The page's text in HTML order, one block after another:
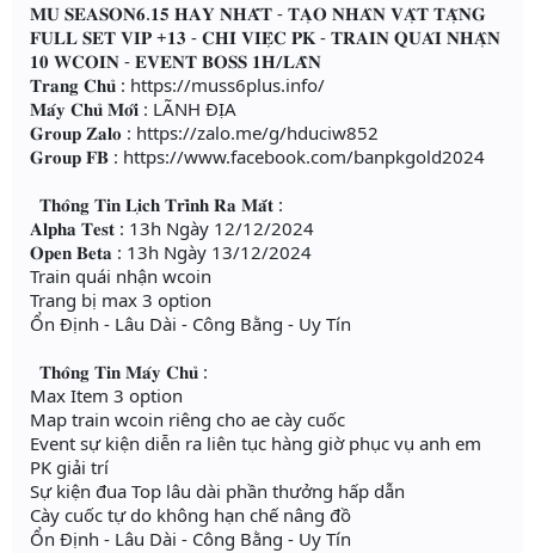
𝐌𝐔 𝐒𝐄𝐀𝐒𝐎𝐍𝟔.𝟏𝟓 𝐇𝐀𝐘 𝐍𝐇𝐀̂́𝐓 - 𝐓𝐀̣𝐎 𝐍𝐇𝐀̂𝐍 𝐕𝐀̣̂𝐓 𝐓𝐀̣̆𝐍𝐆
𝐅𝐔𝐋𝐋 𝐒𝐄𝐓 𝐕𝐈𝐏 +𝟏𝟑 - 𝐂𝐇𝐈̉ 𝐕𝐈𝐄̣̂𝐂 𝐏𝐊 - 𝐓𝐑𝐀𝐈𝐍 𝐐𝐔𝐀́𝐈 𝐍𝐇𝐀̣̂𝐍
𝟏𝟎 𝐖𝐂𝐎𝐈𝐍 - 𝐄𝐕𝐄𝐍𝐓 𝐁𝐎𝐒𝐒 𝟏𝐇/𝐋𝐀̂̀𝐍
𝐓𝐫𝐚𝐧𝐠 𝐂𝐡𝐮̉ : https://muss6plus.info/
𝐌𝐚́𝐲 𝐂𝐡𝐮̉ 𝐌𝐨̛́𝐢 : LÃNH ĐỊA
𝐆𝐫𝐨𝐮𝐩 𝐙𝐚𝐥𝐨 : https://zalo.me/g/hduciw852
𝐆𝐫𝐨𝐮𝐩 𝐅𝐁 : https://www.facebook.com/banpkgold2024
𝐓𝐡𝐨̂𝐧𝐠 𝐓𝐢𝐧 𝐋𝐢̣𝐜𝐡 𝐓𝐫𝐢̀𝐧𝐡 𝐑𝐚 𝐌𝐚̆́𝐭 :
𝐀𝐥𝐩𝐡𝐚 𝐓𝐞𝐬𝐭 : 13h Ngày 12/12/2024
𝐎𝐩𝐞𝐧 𝐁𝐞𝐭𝐚 : 13h Ngày 13/12/2024
Train quái nhận wcoin
Trang bị max 3 option
Ổn Định - Lâu Dài - Công Bằng - Uy Tín
𝐓𝐡𝐨̂𝐧𝐠 𝐓𝐢𝐧 𝐌𝐚́𝐲 𝐂𝐡𝐮̉ :
Max Item 3 option
Map train wcoin riêng cho ae cày cuốc
Event sự kiện diễn ra liên tục hàng giờ phục vụ anh em
PK giải trí
Sự kiện đua Top lâu dài phần thưởng hấp dẫn
Cày cuốc tự do không hạn chế nâng đồ
Ổn Định - Lâu Dài - Công Bằng - Uy Tín